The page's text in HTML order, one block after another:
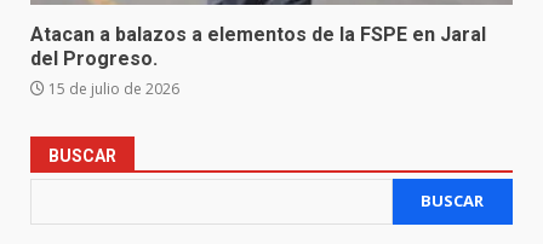
Atacan a balazos a elementos de la FSPE en Jaral
del Progreso.
15 de julio de 2026
BUSCAR
BUSCAR